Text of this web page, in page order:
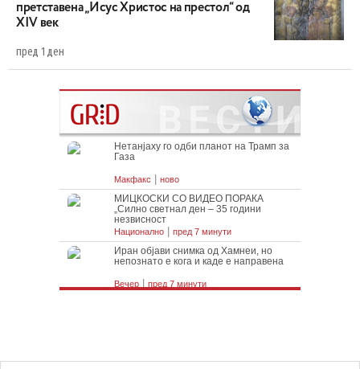
претставена „Исус Христос на престол“ од
XIV век
пред 1 ден